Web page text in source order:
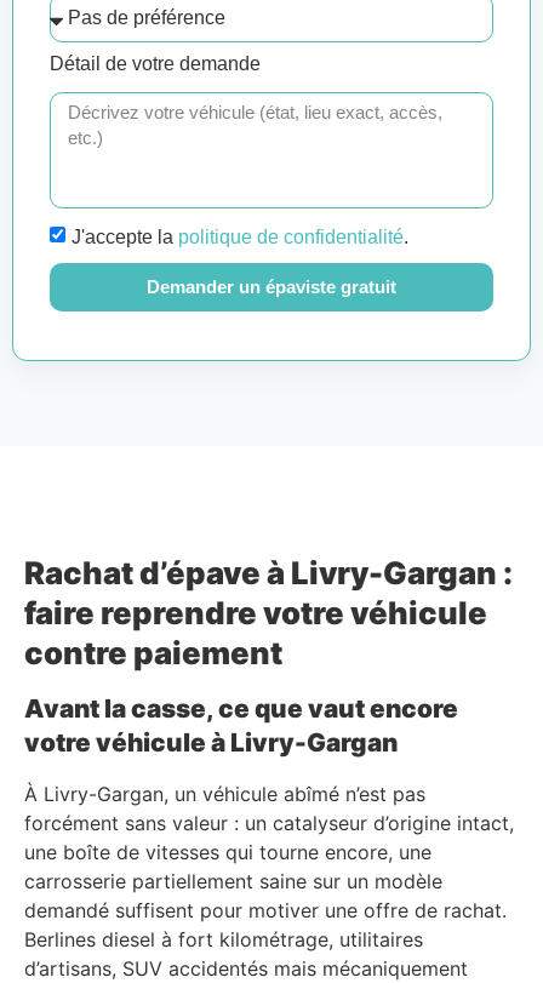
Détail de votre demande
J'accepte la politique de confidentialité.
Demander un épaviste gratuit
Rachat d’épave à Livry-Gargan :
faire reprendre votre véhicule
contre paiement
Avant la casse, ce que vaut encore
votre véhicule à Livry-Gargan
À Livry-Gargan, un véhicule abîmé n’est pas
forcément sans valeur : un catalyseur d’origine intact,
une boîte de vitesses qui tourne encore, une
carrosserie partiellement saine sur un modèle
demandé suffisent pour motiver une offre de rachat.
Berlines diesel à fort kilométrage, utilitaires
d’artisans, SUV accidentés mais mécaniquement